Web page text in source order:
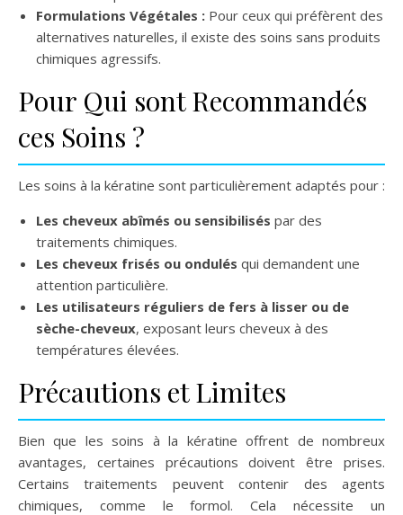
Formulations Végétales : Pour ceux qui préfèrent des
alternatives naturelles, il existe des soins sans produits
chimiques agressifs.
Pour Qui sont Recommandés
ces Soins ?
Les soins à la kératine sont particulièrement adaptés pour :
Les cheveux abîmés ou sensibilisés par des
traitements chimiques.
Les cheveux frisés ou ondulés qui demandent une
attention particulière.
Les utilisateurs réguliers de fers à lisser ou de
sèche-cheveux, exposant leurs cheveux à des
températures élevées.
Précautions et Limites
Bien que les soins à la kératine offrent de nombreux
avantages, certaines précautions doivent être prises.
Certains traitements peuvent contenir des agents
chimiques, comme le formol. Cela nécessite un